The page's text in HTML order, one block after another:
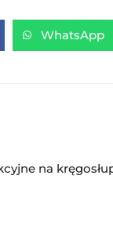
WhatsApp
na